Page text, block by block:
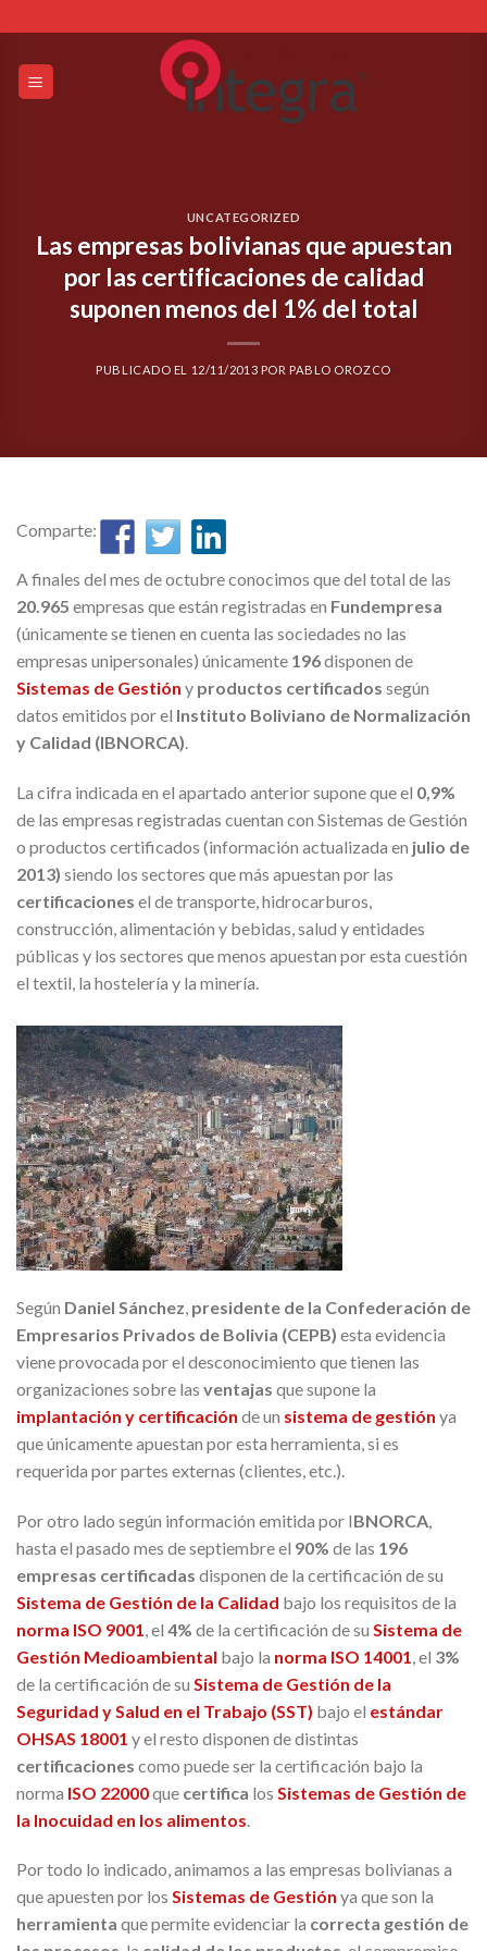
to
content
UNCATEGORIZED
Las empresas bolivianas que apuestan
por las certificaciones de calidad
suponen menos del 1% del total
PUBLICADO EL 12/11/2013 POR PABLO OROZCO
Comparte:
A finales del mes de octubre conocimos que del total de las
20.965 empresas que están registradas en Fundempresa
(únicamente se tienen en cuenta las sociedades no las
empresas unipersonales) únicamente 196disponen de
Sistemas de Gestión y productos certificados según
datos emitidos por el Instituto Boliviano de Normalización
y Calidad (IBNORCA).
La cifra indicada en el apartado anterior supone que el 0,9%
de las empresas registradas cuentan con Sistemas de Gestión
o productos certificados (información actualizada en julio de
2013) siendo los sectores que más apuestan por las
certificaciones el de transporte, hidrocarburos,
construcción, alimentación y bebidas, salud y entidades
públicas y los sectores que menos apuestan por esta cuestión
el textil, la hostelería y la minería.
Según Daniel Sánchez presidente de la Confederación de
Empresarios Privados de Bolivia (CEPB) esta evidencia
viene provocada por el desconocimiento que tienen las
organizaciones sobre las ventajas que supone la
implantación y certificación de un sistema de gestión ya
que únicamente apuestan por esta herramienta, si es
requerida por partes externas (clientes, etc.).
Por otro lado según información emitida por IBNORCA
hasta el pasado mes de septiembre el 90% de las 196
empresas certificadas disponen de la certificación de su
Sistema de Gestión de la Calidad bajo los requisitos de la
norma ISO 9001 , el 4% de la certificación de su Sistema de
Gestión Medioambiental bajo la norma ISO 14001 , el 3%
de la certificación de su Sistema de Gestión de la
Seguridad y Salud en el Trabajo (SST) bajo el estándar
OHSAS 18001 y el resto disponen de distintas
certificaciones como puede ser la certificación bajo la
norma ISO 22000que certifica los Sistemas de Gestión de
la Inocuidad en los alimentos
Por todo lo indicado, animamos a las empresas bolivianas a
que apuesten por los Sistemas de Gestión ya que son la
herramienta que permite evidenciar la correcta gestión de